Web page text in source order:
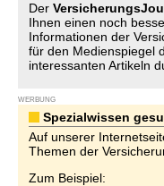
Der
Ihnen einen noch
Informationen der
für den Medienspiegel
interessanten Artikeln
WERBUNG
Spezialwissen
Auf unserer
Themen der
Zum Beispiel: